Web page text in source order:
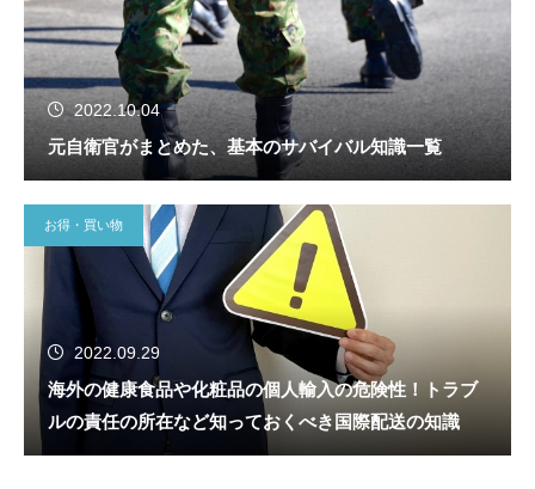
2022.10.04
元自衛官がまとめた、基本のサバイバル知識一覧
お得・買い物
2022.09.29
海外の健康食品や化粧品の個人輸入の危険性！トラブ
ルの責任の所在など知っておくべき国際配送の知識